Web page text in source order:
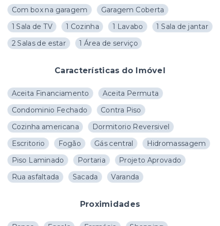
Com box na garagem
Garagem Coberta
1 Sala de TV
1 Cozinha 1 Lavabo
1 Sala de jantar
2 Salas de estar
1 Área de serviço
Características do Imóvel
Aceita Financiamento
Aceita Permuta
Condominio Fechado
Contra Piso
Cozinha americana
Dormitorio Reversivel
Escritorio
Fogão Gás central
Hidromassagem
Piso Laminado
Portaria
Projeto Aprovado
Rua asfaltada
Sacada Varanda
Proximidades